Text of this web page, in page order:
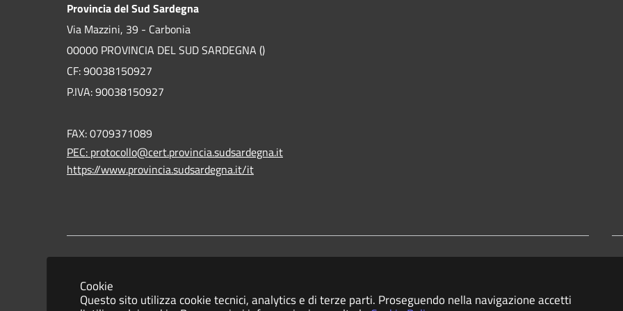
Cookie
Questo sito utilizza cookie tecnici, analytics e di terze parti. Proseguendo nella navigazione accetti
Provincia del Sud Sardegna
Via Mazzini, 39 - Carbonia
00000 PROVINCIA DEL SUD SARDEGNA ()
CF: 90038150927
P.IVA: 90038150927
FAX: 0709371089
PEC: protocollo@cert.provincia.sudsardegna.it
https://www.provincia.sudsardegna.it/it